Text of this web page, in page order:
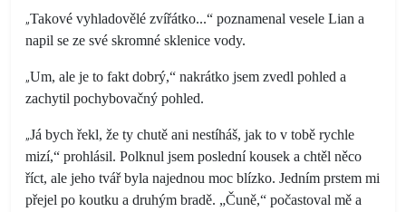
„Takové vyhladovělé zvířátko...“ poznamenal vesele Lian a
napil se ze své skromné sklenice vody.
„Um, ale je to fakt dobrý,“ nakrátko jsem zvedl pohled a
zachytil pochybovačný pohled.
„Já bych řekl, že ty chutě ani nestíháš, jak to v tobě rychle
mizí,“ prohlásil. Polknul jsem poslední kousek a chtěl něco
říct, ale jeho tvář byla najednou moc blízko. Jedním prstem mi
přejel po koutku a druhým bradě. „Čuně,“ počastoval mě a